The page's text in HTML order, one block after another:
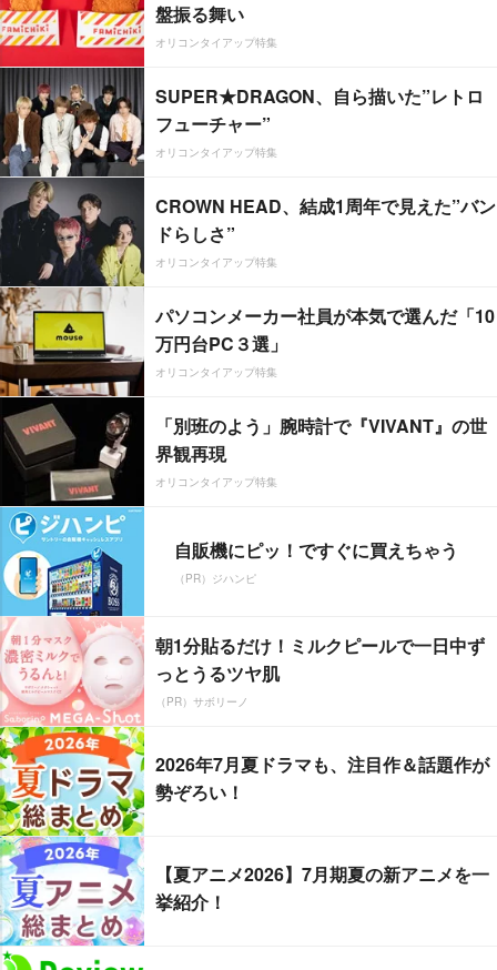
盤振る舞い
オリコンタイアップ特集
SUPER★DRAGON、自ら描いた”レトロ
フューチャー”
オリコンタイアップ特集
CROWN HEAD、結成1周年で見えた”バン
ドらしさ”
オリコンタイアップ特集
パソコンメーカー社員が本気で選んだ「10
万円台PC３選」
オリコンタイアップ特集
「別班のよう」腕時計で『VIVANT』の世
界観再現
オリコンタイアップ特集
自販機にピッ！ですぐに買えちゃう
（PR）ジハンピ
朝1分貼るだけ！ミルクピールで一日中ず
っとうるツヤ肌
（PR）サボリーノ
2026年7月夏ドラマも、注目作＆話題作が
勢ぞろい！
【夏アニメ2026】7月期夏の新アニメを一
挙紹介！